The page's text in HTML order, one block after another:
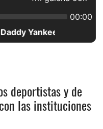
deportistas y de
las instituciones